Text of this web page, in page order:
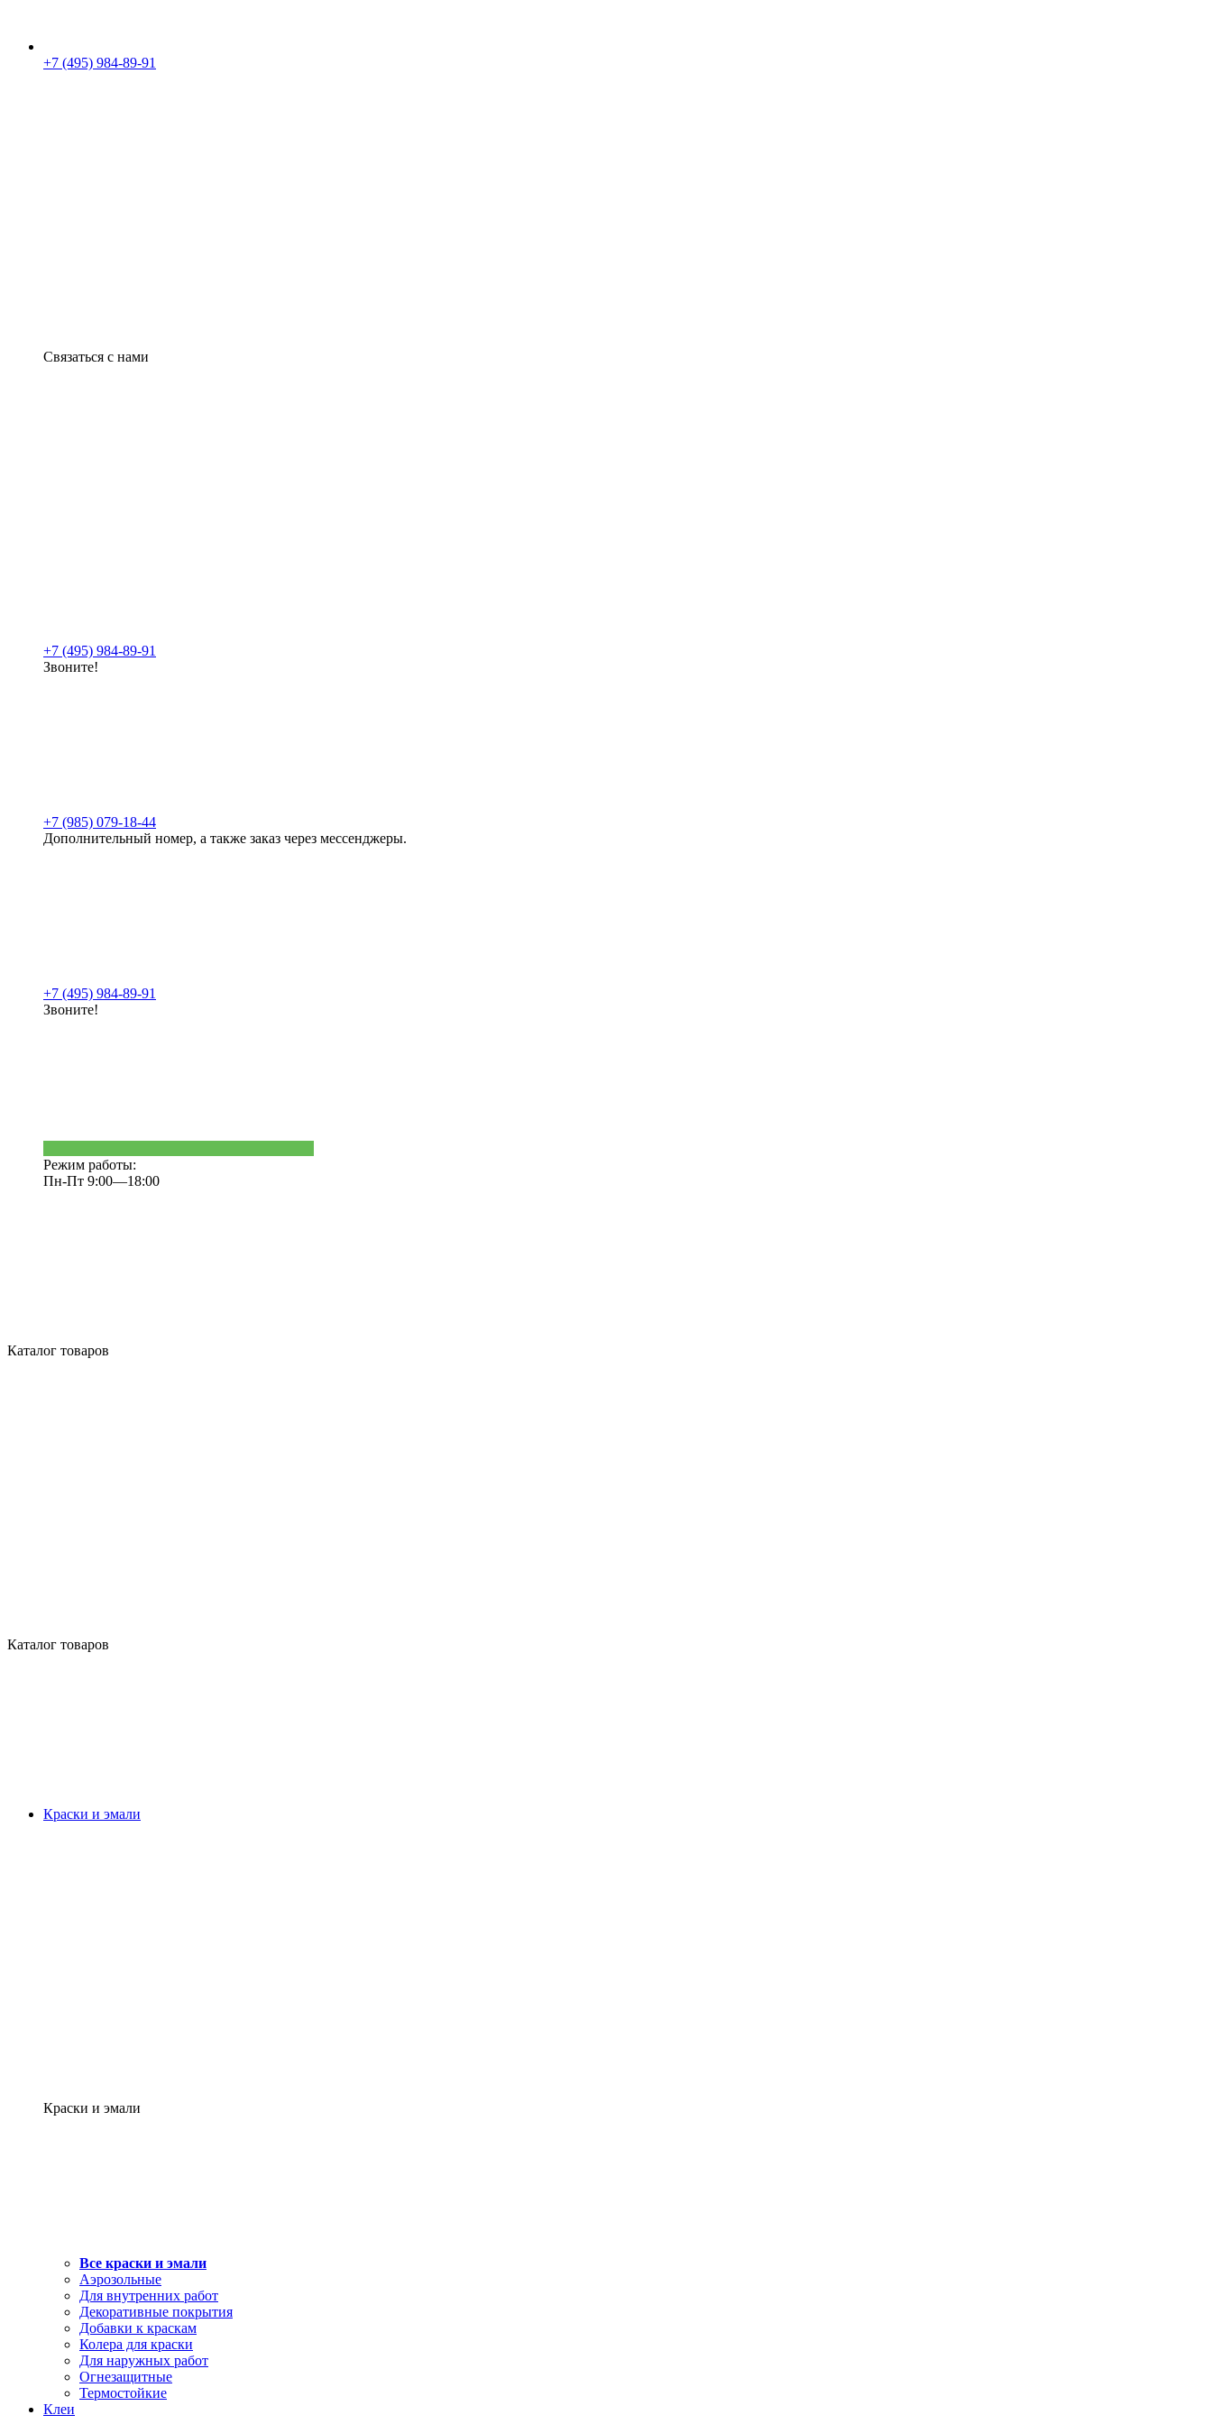
+7 (495) 984-89-91
Связаться с нами
+7 (495) 984-89-91
Звоните!
+7 (985) 079-18-44
Дополнительный номер, а также заказ через мессенджеры.
+7 (495) 984-89-91
Звоните!
Режим работы:
Пн-Пт 9:00—18:00
Каталог товаров
Каталог товаров
Краски и эмали
Краски и эмали
Все краски и эмали
Аэрозольные
Для внутренних работ
Декоративные покрытия
Добавки к краскам
Колера для краски
Для наружных работ
Огнезащитные
Термостойкие
Клеи